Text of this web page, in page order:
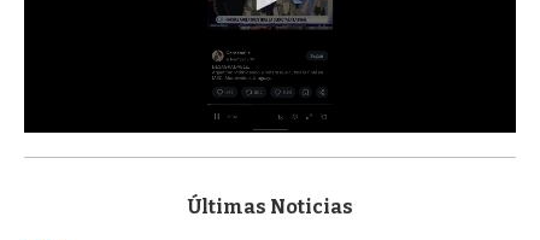
s
Últimas Noticias